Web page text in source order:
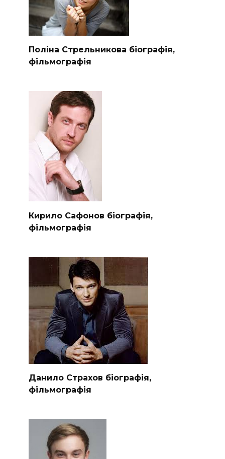
Поліна Стрельникова біографія,
фільмографія
Кирило Сафонов біографія,
фільмографія
Данило Страхов біографія,
фільмографія